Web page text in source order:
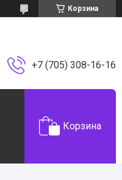
Корзина
+7 (705) 308-16-16
Корзина